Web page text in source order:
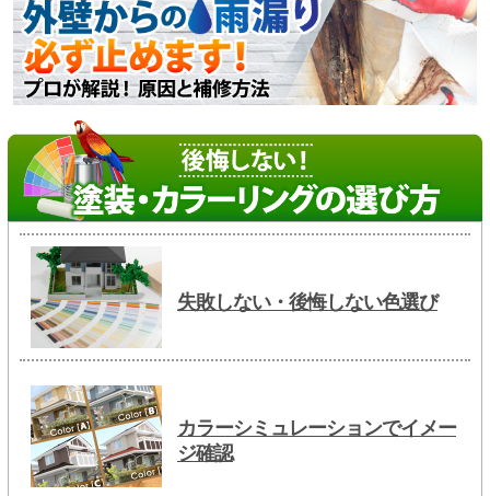
失敗しない・後悔しない色選び
カラーシミュレーションでイメー
ジ確認